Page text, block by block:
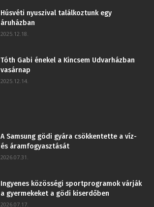
Húsvéti nyuszival találkoztunk egy
áruházban
2025.12.18.
Tóth Gabi énekel a Kincsem Udvarházban
vasárnap
2025.12.14.
A Samsung gödi gyára csökkentette a víz-
és áramfogyasztását
2026.07.31.
Ingyenes közösségi sportprogramok várják
a gyermekeket a gödi kiserdőben
2026.07.17.